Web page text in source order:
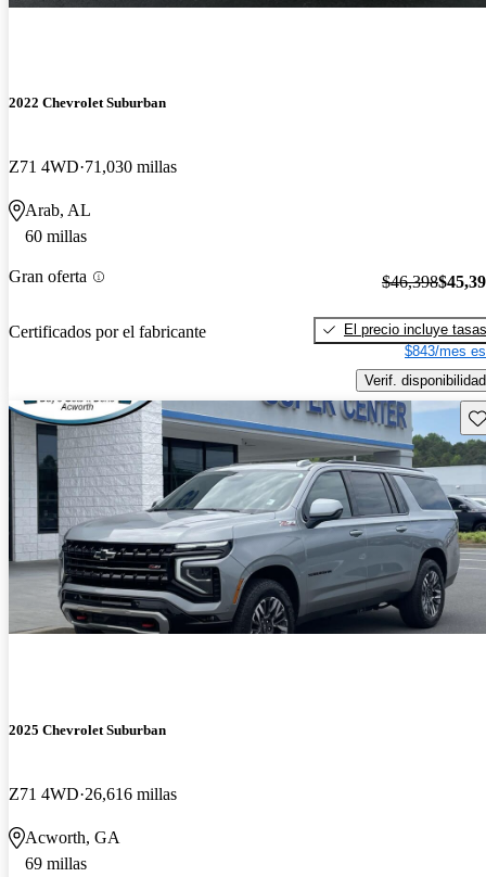
2022 Chevrolet Suburban
Z71 4WD 71,030 millas
Arab, AL
60 millas
Gran oferta
Certificados por el fabricante
$46,398
El precio incluye tasas
$843/mes
Verif. disponibilidad
2025 Chevrolet Suburban
Z71 4WD 26,616 millas
Acworth, GA
69 millas